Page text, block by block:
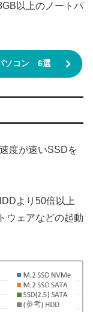
以上のノートパ
ソコン 6選
度が速いSSDを
より50倍以上
ウェアなどの起動